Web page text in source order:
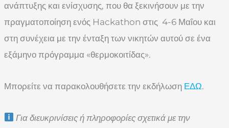
ανάπτυξης και ενίσχυσης, που θα ξεκινήσουν με την
πραγματοποίηση ενός Hackathon στις 4-6 Μαΐου και
στη συνέχεια με την ένταξη των νικητών αυτού σε ένα
εξάμηνο πρόγραμμα «θερμοκοιτίδας».
Μπορείτε να παρακολουθήσετε την εκδήλωση ΕΔΩ.
Για διευκρινίσεις ή πληροφορίες σχετικά με την